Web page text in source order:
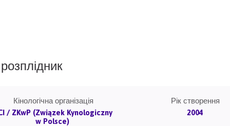
Кінологічна організація
/ ZKwP (Związek Kynologiczny
w Polsce)
Рік створення
2004